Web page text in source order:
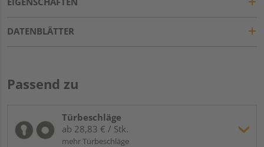
DATENBLÄTTER
Passend zu
Türbeschläge
ab 28,83 € / Stk.
mehr Türbeschläge